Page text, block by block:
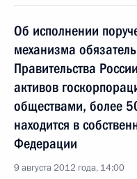
Об исполнении
механизма
Правительства
активов
обществами, более
находится в
Федерации
9 августа 2012 года, 14:00